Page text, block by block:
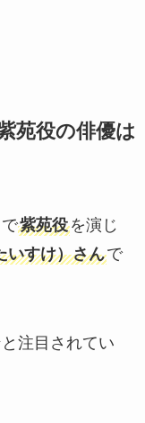
苑役の俳優は
紫苑役を演じ
いすけ）さんで
注目されてい